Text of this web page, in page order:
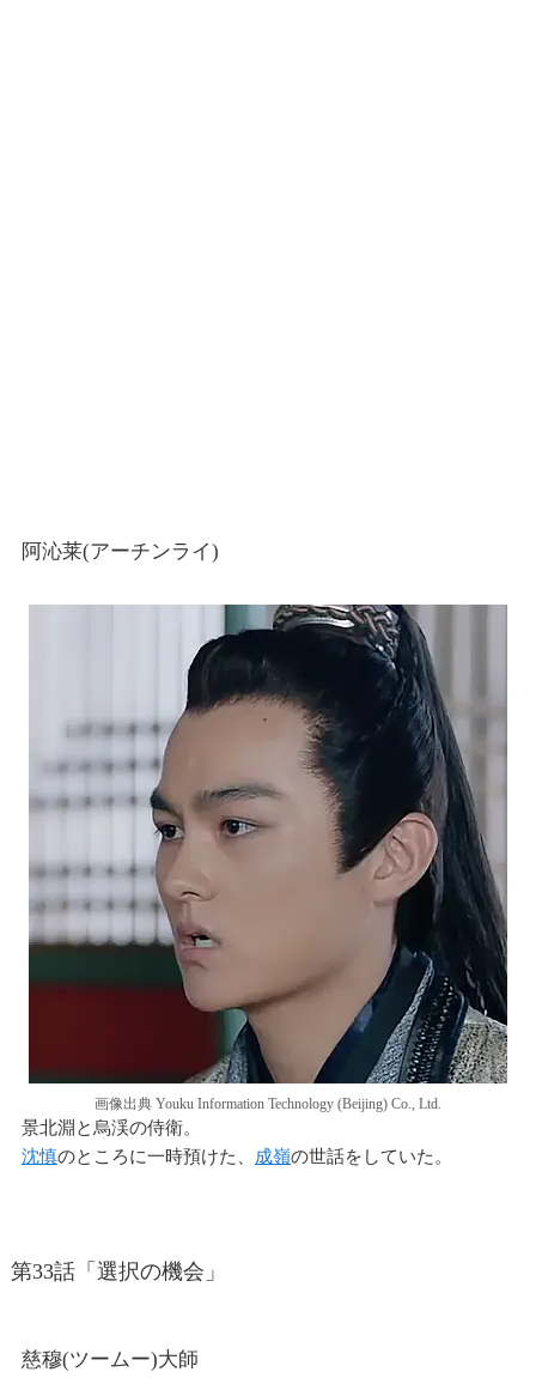
阿沁莱(アーチンライ)
画像出典 Youku Information Technology (Beijing) Co., Ltd.
景北淵と烏渓の侍衛。
沈慎のところに一時預けた、 成嶺の世話をしていた。
第33話「選択の機会」
慈穆(ツームー)大師